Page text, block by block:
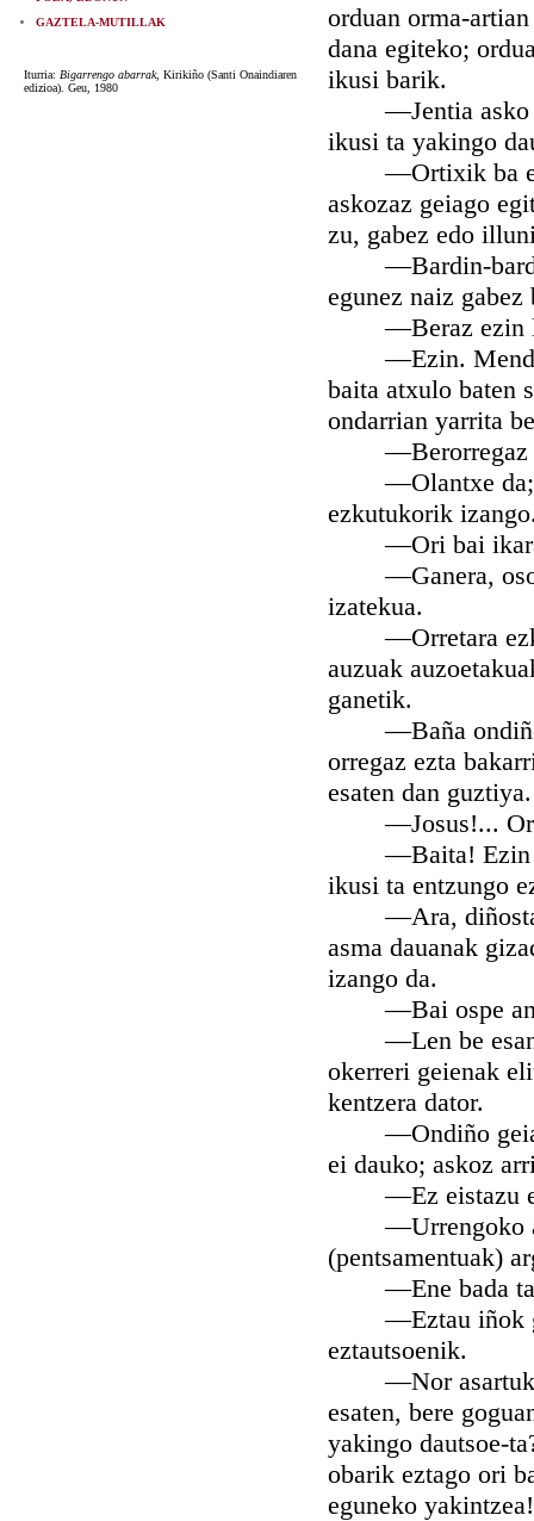
GAZTELA-MUTILLAK
Iturria: Bigarrengo abarrak, Kirikiño (Santi Onaindiaren
edizioa). Geu, 1980
orduan orma-
dana egiteko;
ikusi barik.
—Jentia asko
ikusi ta yakingo
—Ortixik ba
askozaz geiago
zu, gabez edo
—Bardin-bardin
egunez naiz gabez
—Beraz ezin lei
—Ezin.
baita atxulo baten
ondarrian yarrita
—Berorregaz
—Olantxe da;
ezkutukorik
—Ori bai
—Ganera, oso
izatekua.
—Orretara
auzuak
ganetik.
—Baña ondiño
orregaz ezta
esaten dan guztiya.
—Josus!... Ori
—Baita! Ezin
ikusi ta entzungo
—Ara,
asma dauanak
izango da.
—Bai ospe
—Len be esan
okerreri geienak
kentzera dator.
—Ondiño
ei dauko; askoz
—Ez eistazu
—Urrengoko
(pentsamentuak)
—Ene bada
—Eztau iñok
eztautsoenik.
—Nor asartuko
esaten, bere
yakingo dautsoe-
obarik eztago ori
eguneko